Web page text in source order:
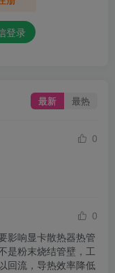
登录
最新 最热
0
0
影响显卡散热器热管
是粉末烧结管壁，工
回流，导热效率降低